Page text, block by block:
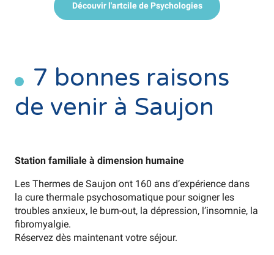
Découvir l'artcile de Psychologies
7 bonnes raisons
de venir à Saujon
Station familiale à dimension humaine
Les Thermes de Saujon ont 160 ans d’expérience dans
la cure thermale psychosomatique pour soigner les
troubles anxieux, le burn-out, la dépression, l’insomnie, la
fibromyalgie.
Réservez dès maintenant votre séjour.